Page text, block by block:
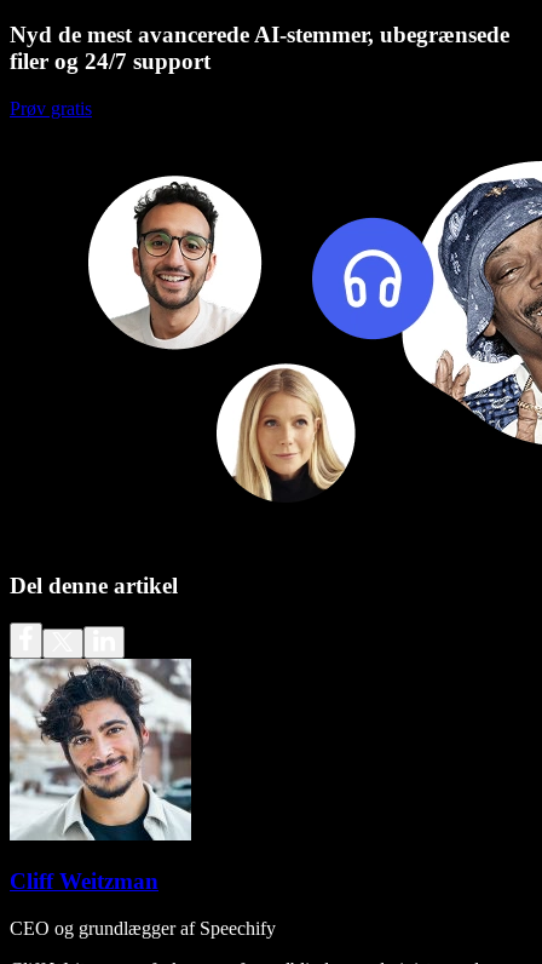
Nyd de mest avancerede AI-stemmer, ubegrænsede
filer og 24/7 support
Prøv gratis
Del denne artikel
Cliff Weitzman
CEO og grundlægger af Speechify